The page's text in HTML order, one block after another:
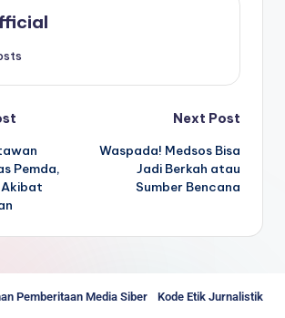
Pemda,
Akibat
Next Post
Waspada! Medsos Bisa
Jadi Berkah atau
Sumber Bencana
Pemberitaan Media Siber
Kode Etik Jurnalistik